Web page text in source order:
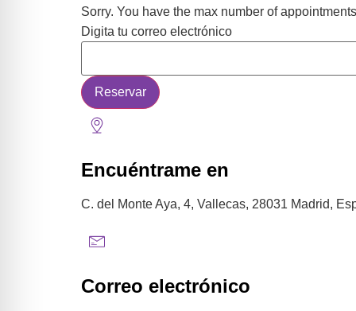
Sorry. You have the max number of
Digita tu correo electrónico
User Email
Reservar
Encuéntrame en
C. del Monte Aya, 4, Vallecas, 28031 Madrid,
Correo electrónico